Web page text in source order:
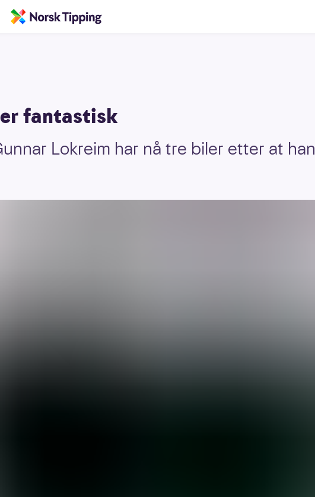
fantastisk
Lokreim har nå tre biler etter at han